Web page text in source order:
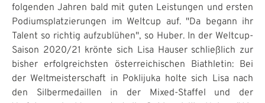
folgenden Jahren bald mit guten Leistungen und ersten
Podiumsplatzierungen im Weltcup auf. "Da begann ihr
Talent so richtig aufzublühen", so Huber. In der Weltcup-
Saison 2020/21 krönte sich Lisa Hauser schließlich zur
bisher erfolgreichsten österreichischen Biathletin: Bei
der Weltmeisterschaft in Poklijuka holte sich Lisa nach
den Silbermedaillen in der Mixed-Staffel und der